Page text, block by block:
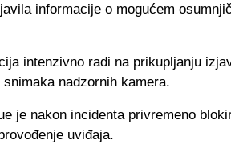
informacije o mogućem
intenzivno radi na prikupljanju
nadzornih kamera.
je nakon incidenta privremeno
uviđaja.